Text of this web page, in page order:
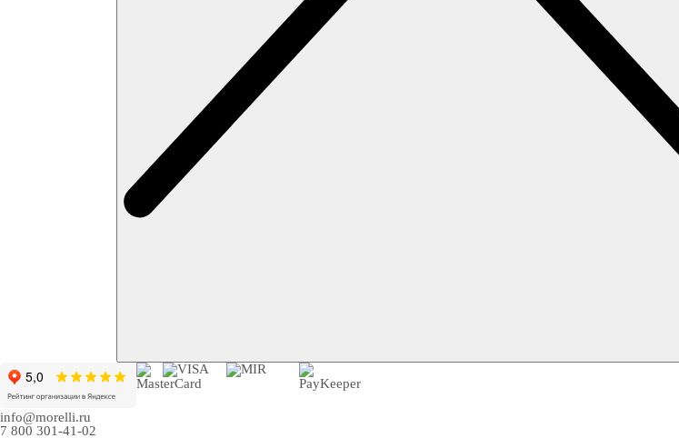
info@morelli.ru
7 800 301-41-02